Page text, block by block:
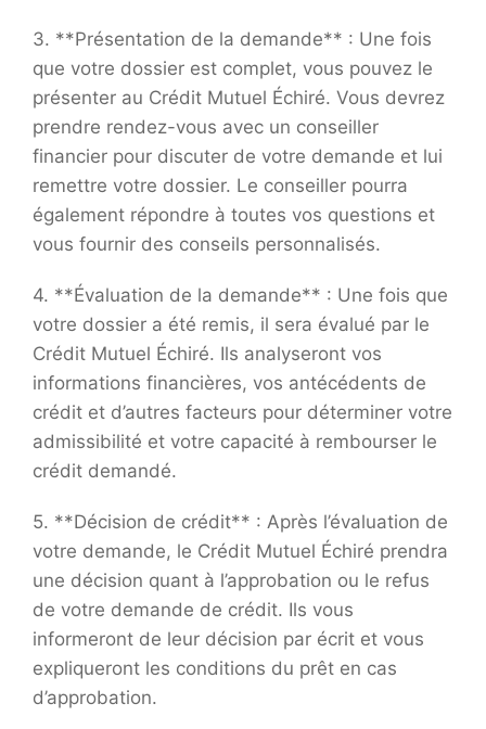
3. **Présentation de la demande** : Une fois
que votre dossier est complet, vous pouvez le
présenter au Crédit Mutuel Échiré. Vous devrez
prendre rendez-vous avec un conseiller
financier pour discuter de votre demande et lui
remettre votre dossier. Le conseiller pourra
également répondre à toutes vos questions et
vous fournir des conseils personnalisés.
4. **Évaluation de la demande** : Une fois que
votre dossier a été remis, il sera évalué par le
Crédit Mutuel Échiré. Ils analyseront vos
informations financières, vos antécédents de
crédit et d’autres facteurs pour déterminer votre
admissibilité et votre capacité à rembourser le
crédit demandé.
5. **Décision de crédit** : Après l’évaluation de
votre demande, le Crédit Mutuel Échiré prendra
une décision quant à l’approbation ou le refus
de votre demande de crédit. Ils vous
informeront de leur décision par écrit et vous
expliqueront les conditions du prêt en cas
d’approbation.